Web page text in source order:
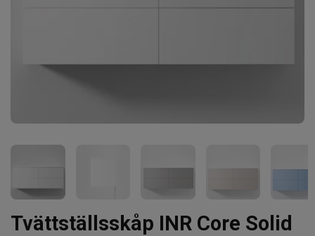
Tvättställsskåp INR Core Solid